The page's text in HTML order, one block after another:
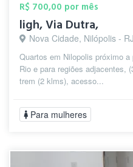
R$ 700,00 por mês
ligh, Via Dutra,
Nova Cidade, Nilópolis - RJ
Quartos em Nilopolis próximo
Rio e para regiões adjacentes,
trem (2 klms), acesso...
Para mulheres